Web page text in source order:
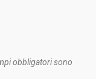
obbligatori sono